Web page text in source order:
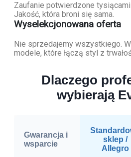
Zaufanie potwierdzone
Jakość, która broni się sama.
Wyselekcjonowana oferta
Nie sprzedajemy wszystkiego.
modele, które łączą styl z
Dlaczego
wybierają
Gwarancja i
wsparcie
sklep /
Allegro